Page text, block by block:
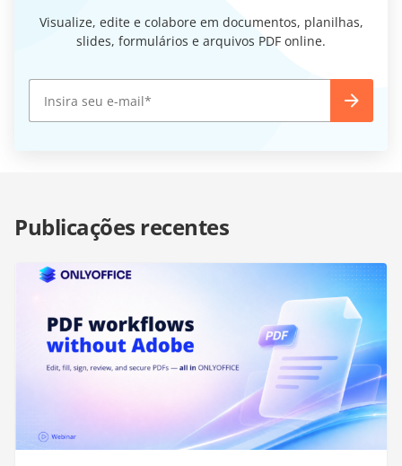
Visualize, edite e colabore em documentos, planilhas,
slides, formulários e arquivos PDF online.
Publicações recentes